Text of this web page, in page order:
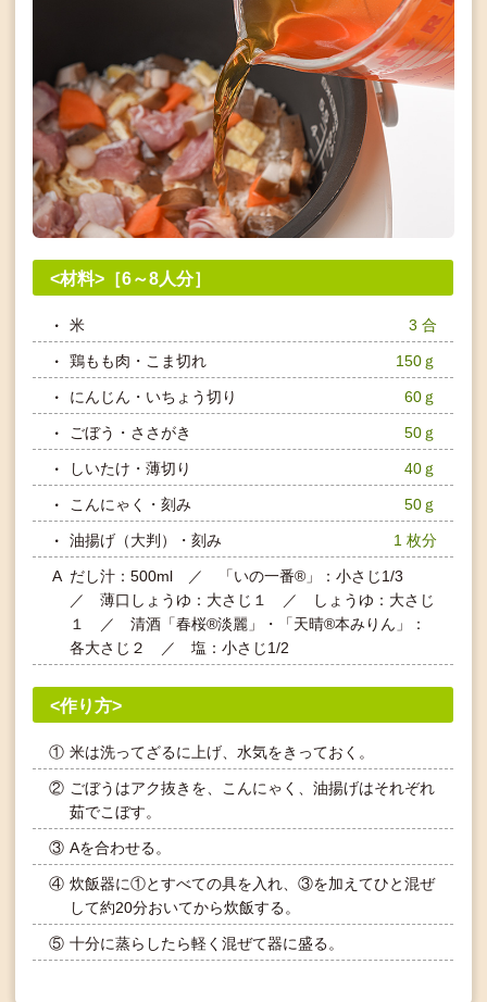
<材料>［6～8人分］
米 3 合
鶏もも肉・こま切れ 150ｇ
にんじん・いちょう切り 60ｇ
ごぼう・ささがき 50ｇ
しいたけ・薄切り 40ｇ
こんにゃく・刻み 50ｇ
油揚げ（大判）・刻み 1 枚分
A だし汁：500ml ／ 「いの一番®」：小さじ1/3
／ 薄口しょうゆ：大さじ１ ／ しょうゆ：大さじ
１ ／ 清酒「春桜®淡麗」・「天晴®本みりん」：
各大さじ２ ／ 塩：小さじ1/2
<作り方>
① 米は洗ってざるに上げ、水気をきっておく。
② ごぼうはアク抜きを、こんにゃく、油揚げはそれぞれ
茹でこぼす。
③ Aを合わせる。
④ 炊飯器に①とすべての具を入れ、③を加えてひと混ぜ
して約20分おいてから炊飯する。
⑤ 十分に蒸らしたら軽く混ぜて器に盛る。